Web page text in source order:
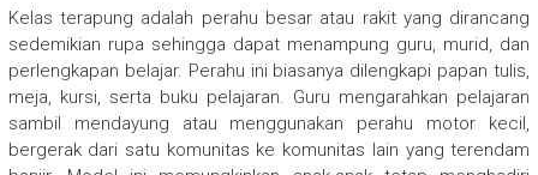
Kelas terapung adalah perahu besar atau rakit yang dirancang
sedemikian rupa sehingga dapat menampung guru, murid, dan
perlengkapan belajar. Perahu ini biasanya dilengkapi papan tulis,
meja, kursi, serta buku pelajaran. Guru mengarahkan pelajaran
sambil mendayung atau menggunakan perahu motor kecil,
bergerak dari satu komunitas ke komunitas lain yang terendam